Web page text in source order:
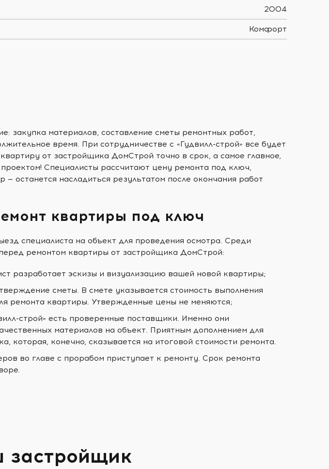
2004
Комфорт
закупка материалов, составление сметы ремонтных работ,
время. При сотрудничестве с «Гудвилл-строй» все будет
от застройщика ДомСтрой точно в срок, а самое главное,
Специалисты рассчитают цену ремонта под ключ,
останется насладиться результатом после окончания работ
квартиры под ключ
специалиста на объект для проведения осмотра. Среди
ремонтом квартиры от застройщика ДомСтрой:
разработает эскизы и визуализацию вашей новой квартиры;
сметы. В смете указывается стоимость выполнения
ремонта квартиры. Утвержденные цены не меняются;
строй» есть проверенные поставщики. Именно они
материалов на объект. Приятным дополнением для
которая, конечно, сказывается на итоговой стоимости ремонта.
во главе с прорабом приступает к ремонту. Срок ремонта